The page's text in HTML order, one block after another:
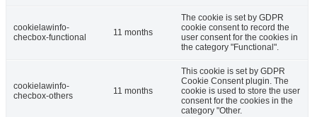
cookielawinfo-
checbox-functional
11 months
The cookie is set by GDPR
cookie consent to record the
user consent for the cookies in
the category "Functional".
cookielawinfo-
checbox-others
11 months
This cookie is set by GDPR
Cookie Consent plugin. The
cookie is used to store the user
consent for the cookies in the
category "Other.